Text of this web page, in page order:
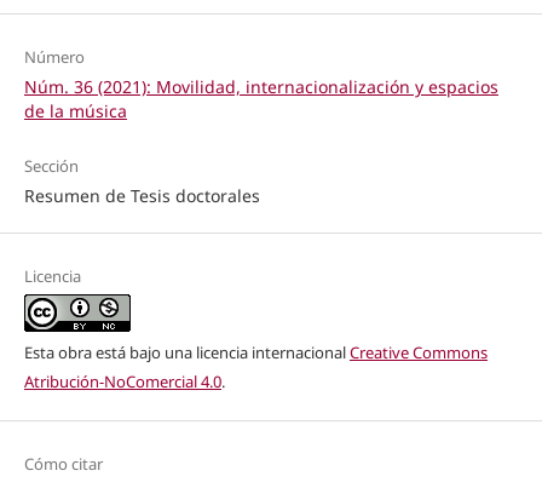
Número
Núm. 36 (2021): Movilidad, internacionalización y espacios
de la música
Sección
Resumen de Tesis doctorales
Licencia
Esta obra está bajo una licencia internacionalCreative Commons
Atribución-NoComercial 4.0.
Cómo citar